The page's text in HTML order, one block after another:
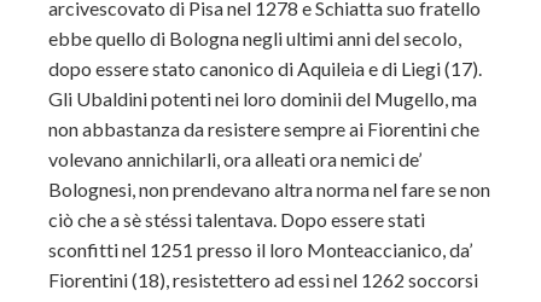
arcivescovato di Pisa nel 1278 e Schiatta suo fratello
ebbe quello di Bologna negli ultimi anni del secolo,
dopo essere stato canonico di Aquileia e di Liegi (17).
Gli Ubaldini potenti nei loro dominii del Mugello, ma
non abbastanza da resistere sempre ai Fiorentini che
volevano annichilarli, ora alleati ora nemici de’
Bolognesi, non prendevano altra norma nel fare se non
ciò che a sè stéssi talentava. Dopo essere stati
sconfitti nel 1251 presso il loro Monteaccianico, da’
Fiorentini (18), resistettero ad essi nel 1262 soccorsi